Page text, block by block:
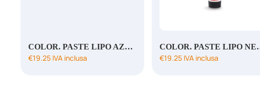
COLOR. PASTE LIPO AZZURRO
€19.25 IVA inclusa €19.25IVA inclusa